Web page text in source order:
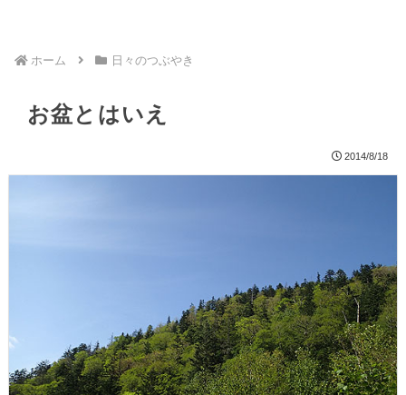
ホーム 日々のつぶやき
お盆とはいえ
2014/8/18